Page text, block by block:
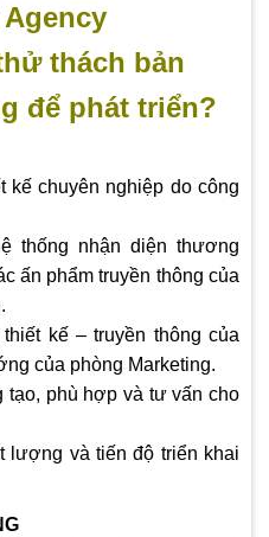
thách bản
để phát triển?
kế chuyên nghiệp do công
thống nhận diện thương
ấn phẩm truyền thông của
kế – truyền thông của
của phòng Marketing.
phù hợp và tư vấn cho
lượng và tiến độ triển khai